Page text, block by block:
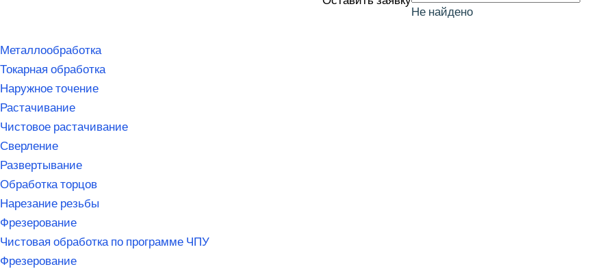
Не найдено
Металлообработка
Токарная обработка
Наружное точение
Растачивание
Чистовое растачивание
Сверление
Развертывание
Обработка торцов
Нарезание резьбы
Фрезерование
Чистовая обработка по программе ЧПУ
Фрезерование